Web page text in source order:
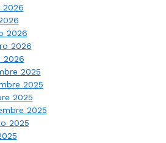
2026
2026
2026
2026
2025
2025
2025
2025
2025